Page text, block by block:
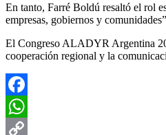
En tanto, Farré Boldú resaltó el rol
empresas, gobiernos y
El Congreso ALADYR Argentina
cooperación regional y la
Facebook
WhatsApp